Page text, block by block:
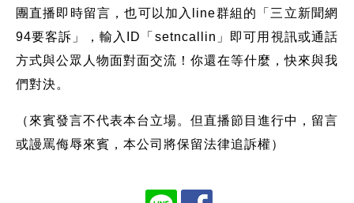
團直播即時留言，也可以加入line群組的「三立新聞網
94要客訴」，輸入ID「setncallin」即可用視訊或通話
方式與公眾人物面對面交流！你還在等什麼，快來與我
們對決。
（來賓發言不代表本台立場。但直播節目進行中，留言
或謾罵侮辱來賓，本公司將保留法律追訴權）